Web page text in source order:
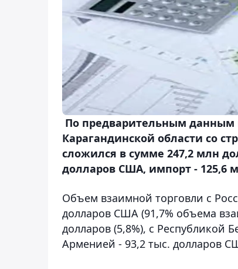
По предварительным данным
Карагандинской области со
сложился в сумме 247,2 млн
долларов США, импорт - 125,6
Объем взаимной торговли с
долларов США (91,7% объема
долларов (5,8%), с Республикой
Арменией - 93,2 тыс. долларов